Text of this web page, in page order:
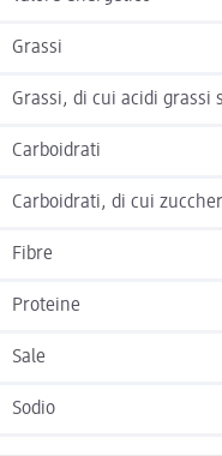
Grassi
Grassi, di cui acidi grassi
Carboidrati
Carboidrati, di cui
Fibre
Proteine
Sale
Sodio